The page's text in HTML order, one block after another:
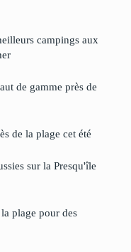
campings aux
de gamme près de
de la plage cet été
sur la Presqu'île
plage pour des